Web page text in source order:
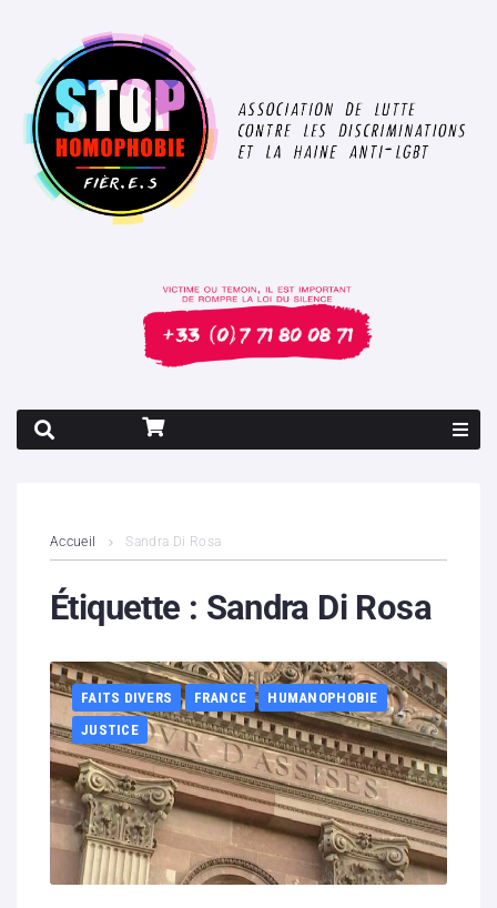
Contenus litigieux
Boutique
Partenaires
Contacts
Hébergement solidaire
Accueil Sandra Di Rosa
Étiquette : Sandra Di Rosa
FAITS DIVERS FRANCE
HUMANOPHOBIE
JUSTICE